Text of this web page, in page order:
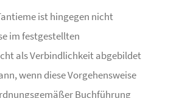
ist hingegen nicht
im festgestellten
als Verbindlichkeit abgebildet
wenn diese Vorgehensweise
Buchführung